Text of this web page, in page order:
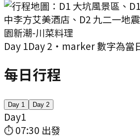
Day 1Day2 ・marker 數字為當
每日行程
Day 1 Day 2
Day1
⏱07:30 出發